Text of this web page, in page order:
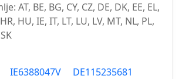
AT, BE, BG, CY, CZ, DE, DK, EE, EL,
HU, IE, IT, LT, LU, LV, MT, NL, PL,
IE6388047V
DE115235681